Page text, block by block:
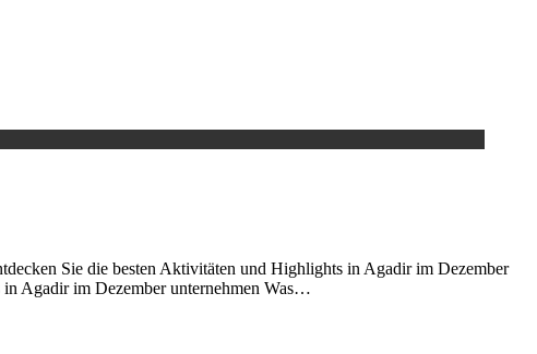
Sie die besten Aktivitäten und Highlights in Agadir im Dezember
Agadir im Dezember unternehmen Was…